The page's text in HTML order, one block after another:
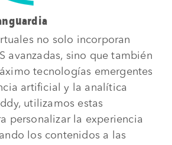
no solo incorporan
avanzadas, sino que también
tecnologías emergentes
artificial y la analítica
utilizamos estas
personalizar la experiencia
los contenidos a las